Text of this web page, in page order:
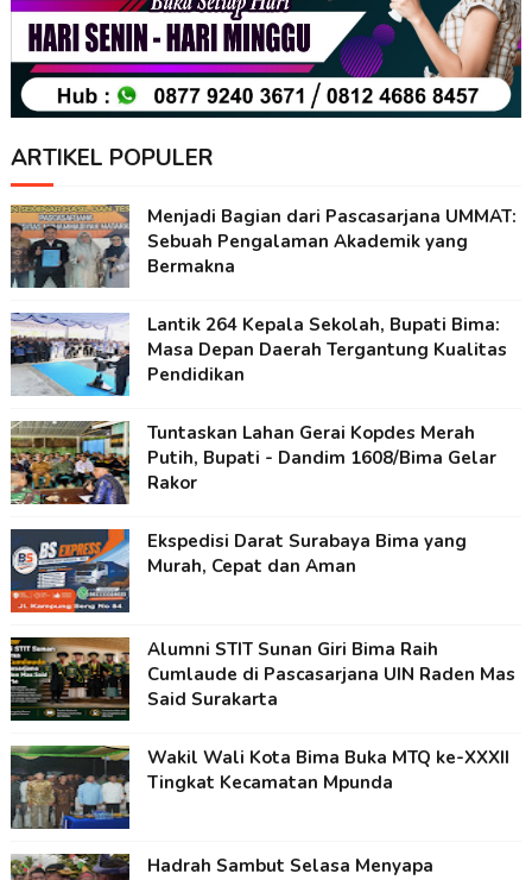
ARTIKEL POPULER
Menjadi Bagian dari Pascasarjana UMMAT:
Sebuah Pengalaman Akademik yang
Bermakna
Lantik 264 Kepala Sekolah, Bupati Bima:
Masa Depan Daerah Tergantung Kualitas
Pendidikan
Tuntaskan Lahan Gerai Kopdes Merah
Putih, Bupati - Dandim 1608/Bima Gelar
Rakor
Ekspedisi Darat Surabaya Bima yang
Murah, Cepat dan Aman
Alumni STIT Sunan Giri Bima Raih
Cumlaude di Pascasarjana UIN Raden Mas
Said Surakarta
Wakil Wali Kota Bima Buka MTQ ke-XXXII
Tingkat Kecamatan Mpunda
Hadrah Sambut Selasa Menyapa